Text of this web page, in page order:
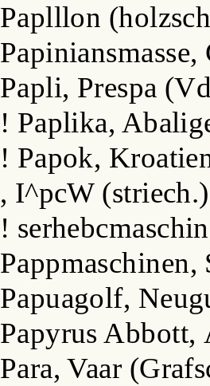
Paplllon
Papli, Prespa
! Paplika,
! Papok,
, I^pcW
!
Papuagolf,
Papyrus Abbott,
Para, Vaar